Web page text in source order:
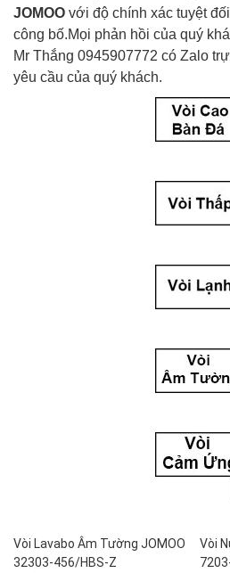
JOMOO với độ chính xác tuyệt
công bố.Mọi phản hồi của quý
Mr Thắng 0945907772 có Zalo
yêu cầu của quý khách.
Vòi Lavabo Âm Tường JOMOO
32303-456/HBS-Z
Vòi